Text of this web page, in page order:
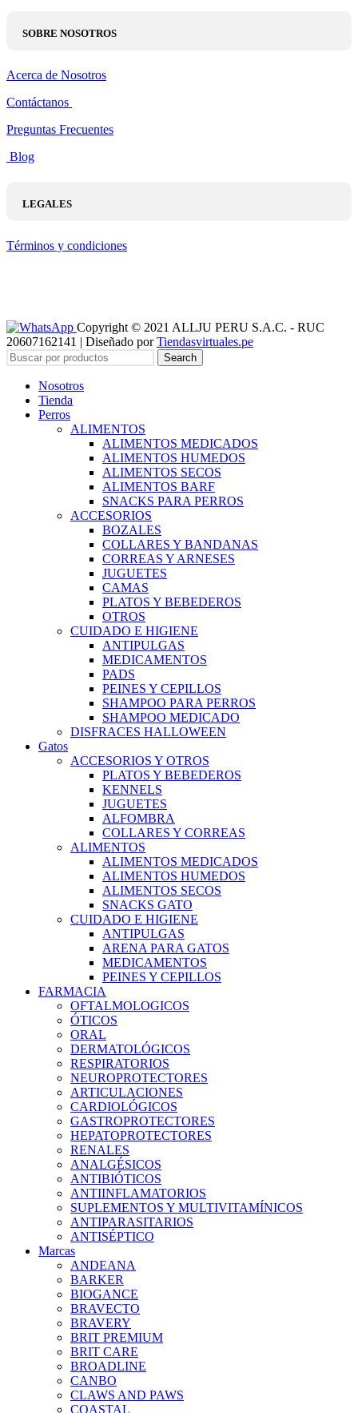
SOBRE NOSOTROS
Acerca de Nosotros
Contáctanos
Preguntas Frecuentes
Blog
LEGALES
Términos y condiciones
Copyright © 2021 ALLJU PERU S.A.C. - RUC
20607162141 | Diseñado porTiendasvirtuales.pe
Search
Nosotros
Tienda
Perros
ALIMENTOS
ALIMENTOS MEDICADOS
ALIMENTOS HUMEDOS
ALIMENTOS SECOS
ALIMENTOS BARF
SNACKS PARA PERROS
ACCESORIOS
BOZALES
COLLARES Y BANDANAS
CORREAS Y ARNESES
JUGUETES
CAMAS
PLATOS Y BEBEDEROS
OTROS
CUIDADO E HIGIENE
ANTIPULGAS
MEDICAMENTOS
PADS
PEINES Y CEPILLOS
SHAMPOO PARA PERROS
SHAMPOO MEDICADO
DISFRACES HALLOWEEN
Gatos
ACCESORIOS Y OTROS
PLATOS Y BEBEDEROS
KENNELS
JUGUETES
ALFOMBRA
COLLARES Y CORREAS
ALIMENTOS
ALIMENTOS MEDICADOS
ALIMENTOS HUMEDOS
ALIMENTOS SECOS
SNACKS GATO
CUIDADO E HIGIENE
ANTIPULGAS
ARENA PARA GATOS
MEDICAMENTOS
PEINES Y CEPILLOS
FARMACIA
OFTALMOLOGICOS
ÓTICOS
ORAL
DERMATOLÓGICOS
RESPIRATORIOS
NEUROPROTECTORES
ARTICULACIONES
CARDIOLÓGICOS
GASTROPROTECTORES
HEPATOPROTECTORES
RENALES
ANALGÉSICOS
ANTIBIÓTICOS
ANTIINFLAMATORIOS
SUPLEMENTOS Y MULTIVITAMÍNICOS
ANTIPARASITARIOS
ANTISÉPTICO
Marcas
ANDEANA
BARKER
BIOGANCE
BRAVECTO
BRAVERY
BRIT PREMIUM
BRIT CARE
BROADLINE
CANBO
CLAWS AND PAWS
COASTAL